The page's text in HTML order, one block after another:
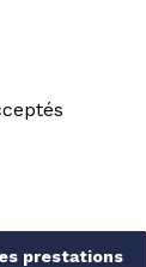
prestations